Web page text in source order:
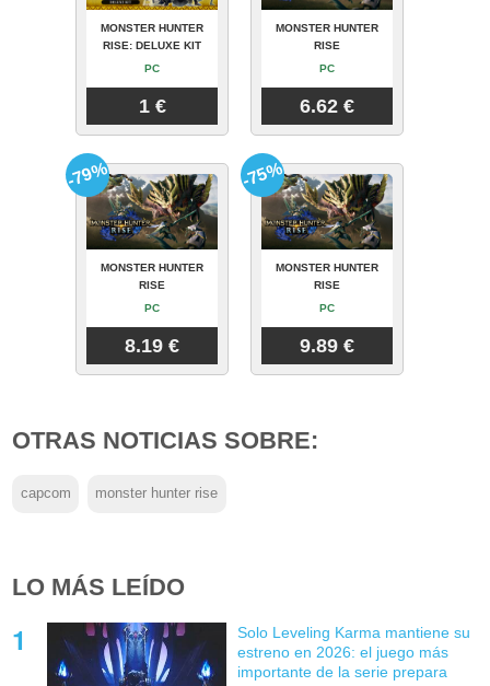
MONSTER HUNTER
RISE: DELUXE KIT
PC
1 €
MONSTER HUNTER
RISE
PC
6.62 €
MONSTER HUNTER
RISE
PC
8.19 €
-79%
MONSTER HUNTER
RISE
PC
9.89 €
-75%
OTRAS NOTICIAS SOBRE:
capcom monster hunter rise
LO MÁS LEÍDO
Solo Leveling Karma mantiene su
estreno en 2026: el juego más
importante de la serie prepara